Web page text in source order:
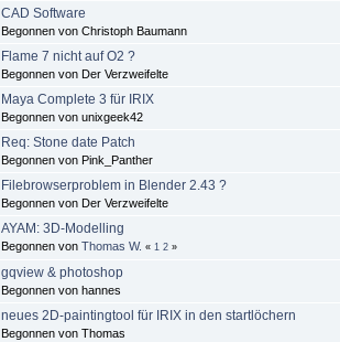
CAD Software
Begonnen von Christoph Baumann
Flame 7 nicht auf O2 ?
Begonnen von Der Verzweifelte
Maya Complete 3 für IRIX
Begonnen von unixgeek42
Req: Stone date Patch
Begonnen von Pink_Panther
Filebrowserproblem in Blender 2.43 ?
Begonnen von Der Verzweifelte
AYAM: 3D-Modelling
Begonnen von Thomas W. « 1 2 »
gqview & photoshop
Begonnen von hannes
neues 2D-paintingtool für IRIX in den startlöchern
Begonnen von Thomas